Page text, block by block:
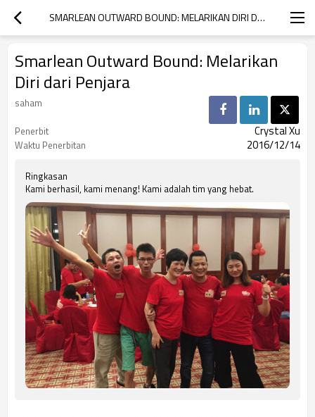
SMARLEAN OUTWARD BOUND: MELARIKAN DIRI DARI PENJARA
Smarlean Outward Bound: Melarikan
Diri dari Penjara
saham
Penerbit
Crystal Xu
Waktu Penerbitan 2016/12/14
Ringkasan
Kami berhasil, kami menang! Kami adalah tim yang hebat.